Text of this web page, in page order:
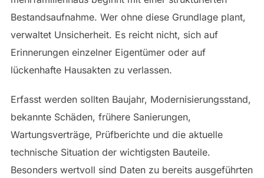
Bestandsaufnahme. Wer ohne diese Grundlage plant,
verwaltet Unsicherheit. Es reicht nicht, sich auf
Erinnerungen einzelner Eigentümer oder auf
lückenhafte Hausakten zu verlassen.
Erfasst werden sollten Baujahr, Modernisierungsstand,
bekannte Schäden, frühere Sanierungen,
Wartungsverträge, Prüfberichte und die aktuelle
technische Situation der wichtigsten Bauteile.
Besonders wertvoll sind Daten zu bereits ausgeführten